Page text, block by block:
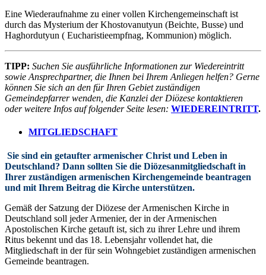
Eine Wiederaufnahme zu einer vollen Kirchengemeinschaft ist
durch das Mysterium der Khostovanutyun (Beichte, Busse) und
Haghordutyun ( Eucharistieempfnag, Kommunion) möglich.
TIPP: Suchen Sie ausführliche Informationen zur Wiedereintritt
sowie Ansprechpartner, die Ihnen bei Ihrem Anliegen helfen? Gerne
können Sie sich an den für Ihren Gebiet zuständigen
Gemeindepfarrer wenden, die Kanzlei der Diözese kontaktieren
oder weitere Infos auf folgender Seite lesen: WIEDEREINTRITT.
MITGLIEDSCHAFT
Sie sind ein getaufter armenischer Christ und Leben in
Deutschland? Dann sollten Sie die Diözesanmitgliedschaft in
Ihrer zuständigen armenischen Kirchengemeinde beantragen
und mit Ihrem Beitrag die Kirche unterstützen.
Gemäß der Satzung der Diözese der Armenischen Kirche in
Deutschland soll jeder Armenier, der in der Armenischen
Apostolischen Kirche getauft ist, sich zu ihrer Lehre und ihrem
Ritus bekennt und das 18. Lebensjahr vollendet hat, die
Mitgliedschaft in der für sein Wohngebiet zuständigen armenischen
Gemeinde beantragen.